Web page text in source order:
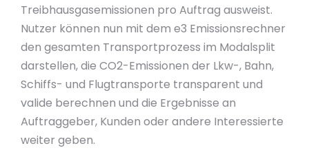
Treibhausgasemissionen pro Auftrag ausweist.
Nutzer können nun mit dem e3 Emissionsrechner
den gesamten Transportprozess im Modalsplit
darstellen, die CO2-Emissionen der Lkw-, Bahn,
Schiffs- und Flugtransporte transparent und
valide berechnen und die Ergebnisse an
Auftraggeber, Kunden oder andere Interessierte
weiter geben.